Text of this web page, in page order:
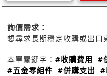
詢價需求：
想尋求長期穩定收購或出口
本單關鍵字： #收購費用 #
#五金零組件 #併購支出 #